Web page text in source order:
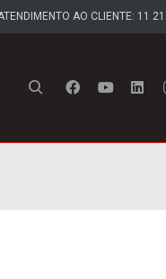
AO CLIENTE: 11